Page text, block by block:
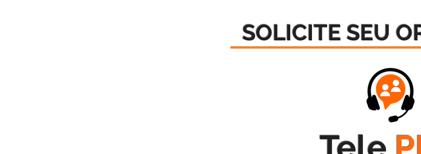
SOLICITE SEU